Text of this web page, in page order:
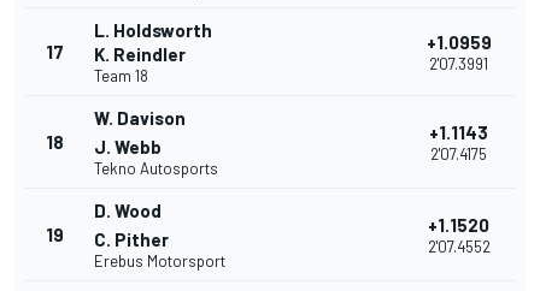
17
L. Holdsworth
K. Reindler
Team 18
+1.0959
2'07.3991
18
W. Davison
J. Webb
Tekno Autosports
+1.1143
2'07.4175
19
D. Wood
C. Pither
Erebus Motorsport
+1.1520
2'07.4552